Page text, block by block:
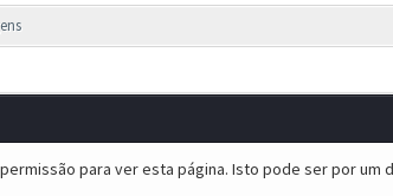
para ver esta página. Isto pode ser por um